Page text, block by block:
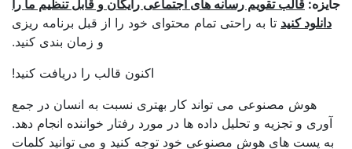
قالب تقویم رسانه های اجتماعی رایگان و قابل تنظیم ما را
کنید تا به راحتی تمام محتوای خود را از قبل برنامه ریزی
و زمان بندی کنید.
اکنون قالب را دریافت کنید!
هوش مصنوعی می تواند کار بهتری نسبت به انسان در جمع
و تجزیه و تحلیل داده ها در مورد رفتار خواننده انجام دهد.
پست های هوش مصنوعی خود توجه کنید و می توانید کلمات